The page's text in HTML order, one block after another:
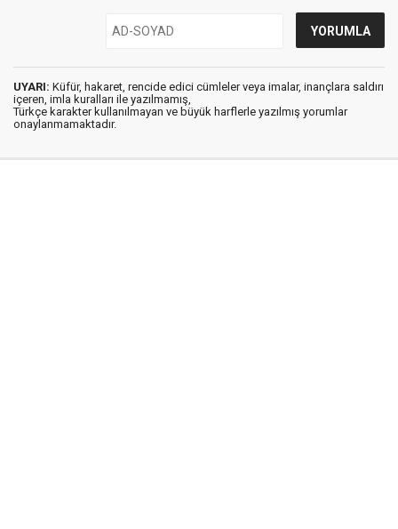
UYARI: Küfür, hakaret, rencide edici cümleler veya imalar, inançlara saldırı
içeren, imla kuralları ile yazılmamış,
Türkçe karakter kullanılmayan ve büyük harflerle yazılmış yorumlar
onaylanmamaktadır.